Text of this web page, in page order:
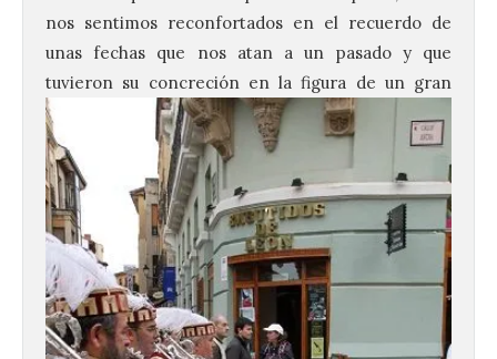
nos sentimos reconfortados en el recuerdo de
unas fechas que nos atan a un pasado y que
tuvieron su concreción en la figura de un gran